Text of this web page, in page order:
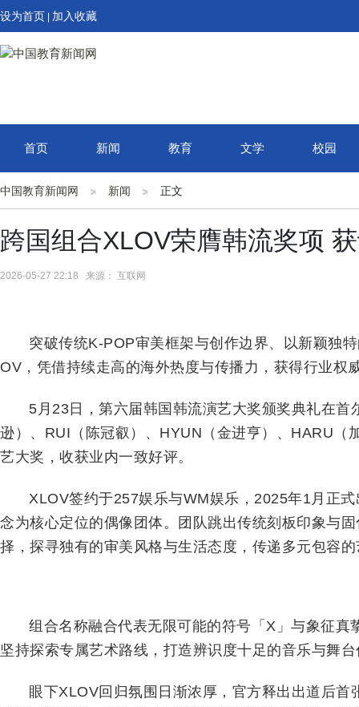
设为首页 加入收藏
首页 新闻 教育 文学 校园
中国教育新闻网 新闻 正文
跨国组合XLOV荣膺韩流奖项
2026-05-27 22:18 来源： 互联网
突破传统K-POP审美框架与创作边界、以新颖独
OV，凭借持续走高的海外热度与传播力，获得行业权
5月23日，第六届韩国韩流演艺大奖颁奖典礼在
逊）、RUI（陈冠叡）、HYUN（金进亨）、HARU（
艺大奖，收获业内一致好评。
XLOV签约于257娱乐与WM娱乐，2025年1月正
念为核心定位的偶像团体。团队跳出传统刻板印象与
择，探寻独有的审美风格与生活态度，传递多元包容
组合名称融合代表无限可能的符号「X」与象征
坚持探索专属艺术路线，打造辨识度十足的音乐与舞
眼下XLOV回归氛围日渐浓厚，官方释出出道后